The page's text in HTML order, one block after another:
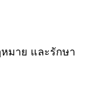
มาย และรักษา